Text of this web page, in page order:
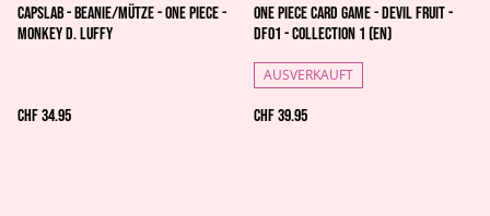
Capslab - Beanie/Mütze - One Piece -
Monkey D. Luffy
CHF 34.95
One Piece Card Game - Devil Fruit -
DF01 - Collection 1 (EN)
AUSVERKAUFT
CHF 39.95